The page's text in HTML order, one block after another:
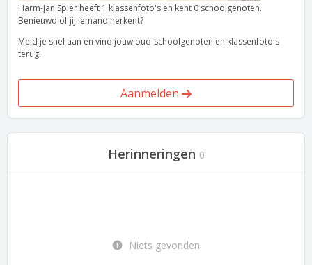
Harm-Jan Spier heeft 1 klassenfoto's en kent 0 schoolgenoten.
Benieuwd of jij iemand herkent?
Meld je snel aan en vind jouw oud-schoolgenoten en klassenfoto's
terug!
Aanmelden
Herinneringen 0
Niets gevonden